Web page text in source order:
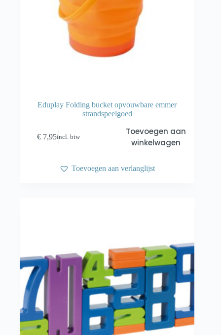
Eduplay Folding bucket opvouwbare emmer
strandspeelgoed
€ 7,95incl. btw
Toevoegen aan
winkelwagen
Toevoegen aan verlanglijst